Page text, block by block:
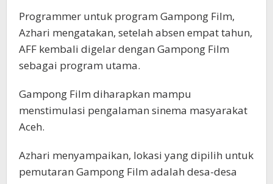
Programmer untuk program Gampong Film,
Azhari mengatakan, setelah absen empat tahun,
AFF kembali digelar dengan Gampong Film
sebagai program utama.
Gampong Film diharapkan mampu
menstimulasi pengalaman sinema masyarakat
Aceh.
Azhari menyampaikan, lokasi yang dipilih untuk
pemutaran Gampong Film adalah desa-desa